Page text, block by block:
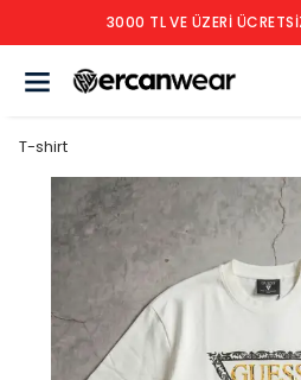
3000 TL VE ÜZERİ
T-shirt